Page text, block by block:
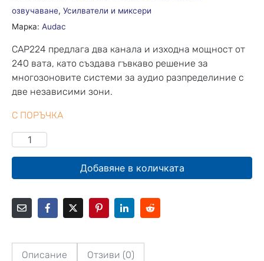
озвучаване, Усилватели и миксери
Марка: Audac
CAP224 предлага два канала и изходна мощност от
240 вата, като създава гъвкаво решение за
многозоновите системи за аудио разпределиние с
две независими зони.
С ПОРЪЧКА
Добавяне в количката
Описание Отзиви (0)